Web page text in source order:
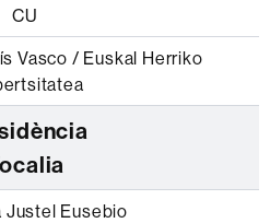
CU
Vasco / Euskal Herriko
Justel Eusebio